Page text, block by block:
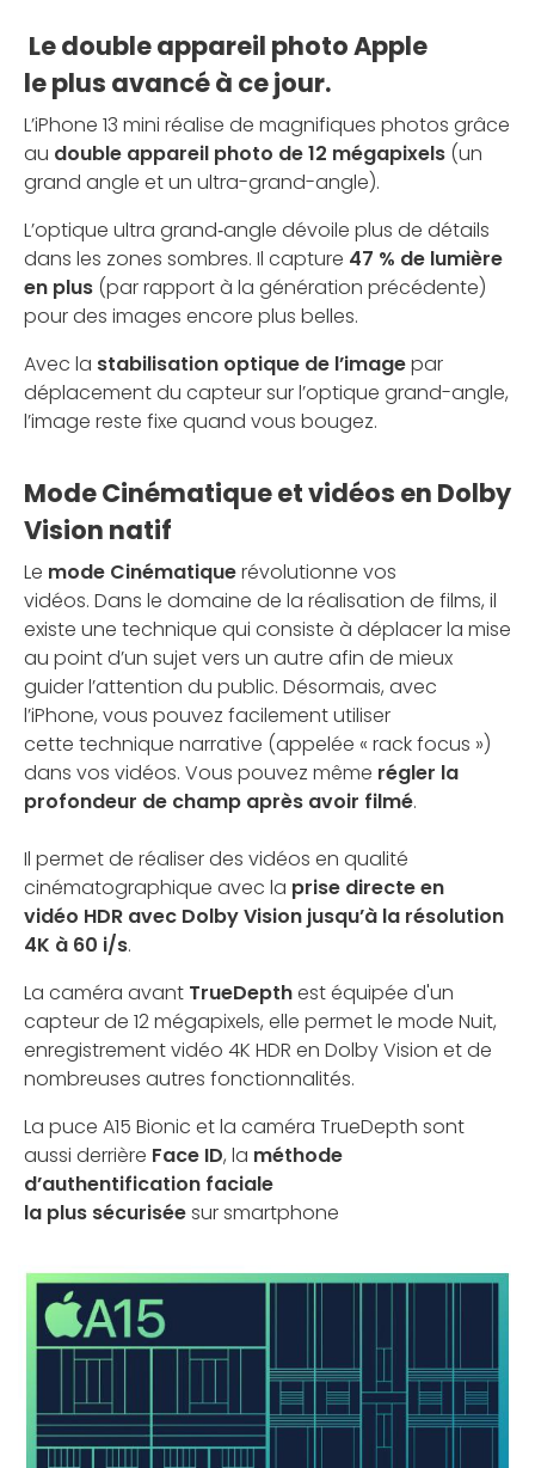
Le double appareil photo Apple
le plus avancé à ce jour.
L’iPhone 13 mini réalise de magnifiques photos grâce
au double appareil photo de 12 mégapixels (un
grand angle et un ultra-grand-angle).
L’optique ultra grand‑angle dévoile plus de détails
dans les zones sombres. Il capture 47 % de lumière
en plus (par rapport à la génération précédente)
pour des images encore plus belles.
Avec la stabilisation optique de l’imagepar
déplacement du capteur sur l’optique grand-angle,
l’image reste fixe quand vous bougez.
Mode Cinématique et vidéos en Dolby
Vision natif
Le mode Cinématiquerévolutionne vos
vidéos. Dans le domaine de la réalisation de films, il
existe une technique qui consiste à déplacer la mise
au point d’un sujet vers un autre afin de mieux
guider l’attention du public. Désormais, avec
l’iPhone, vous pouvez facilement utiliser
cette technique narrative (appelée « rack focus »)
dans vos vidéos. Vous pouvez même régler la
profondeur de champ après avoir filmé.
Il permet de réaliser des vidéos en qualité
cinématographique avec la prise directe en
vidéo HDR avec Dolby Vision jusqu’à la résolution
4K à 60 i/s.
La caméra avant TrueDepthest équipée d'un
capteur de 12 mégapixels, elle permet le mode Nuit,
enregistrement vidéo 4K HDR en Dolby Vision et de
nombreuses autres fonctionnalités.
La puce A15 Bionic et la caméra TrueDepth sont
aussi derrière Face ID, la méthode
d’authentification faciale
la plus sécuriséesur smartphone